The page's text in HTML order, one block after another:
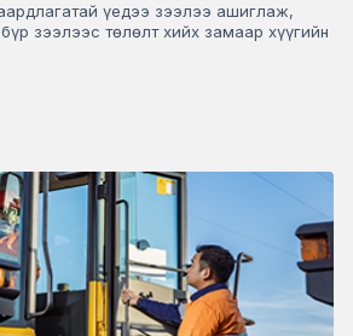
үедээ зээлээ ашиглаж,
зээлээс төлөлт хийх замаар хүүгийн